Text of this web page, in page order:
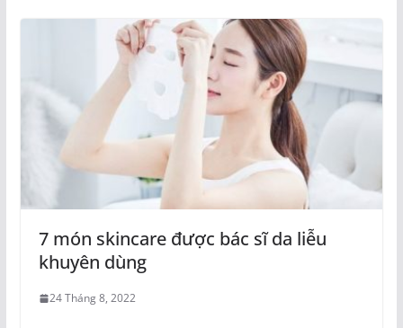
7 món skincare được bác sĩ da liễu
khuyên dùng
24 Tháng 8, 2022